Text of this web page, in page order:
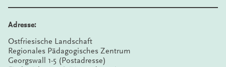
Adresse:
Ostfriesische Landschaft
Regionales Pädagogisches Zentrum
Georgswall 1-5 (Postadresse)